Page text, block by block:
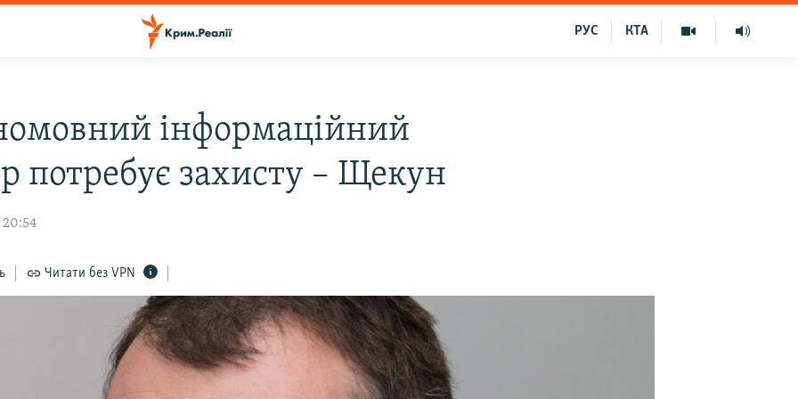
КТА
РУС
інформаційний
потребує захисту – Щекун
20:54
Читати без VPN